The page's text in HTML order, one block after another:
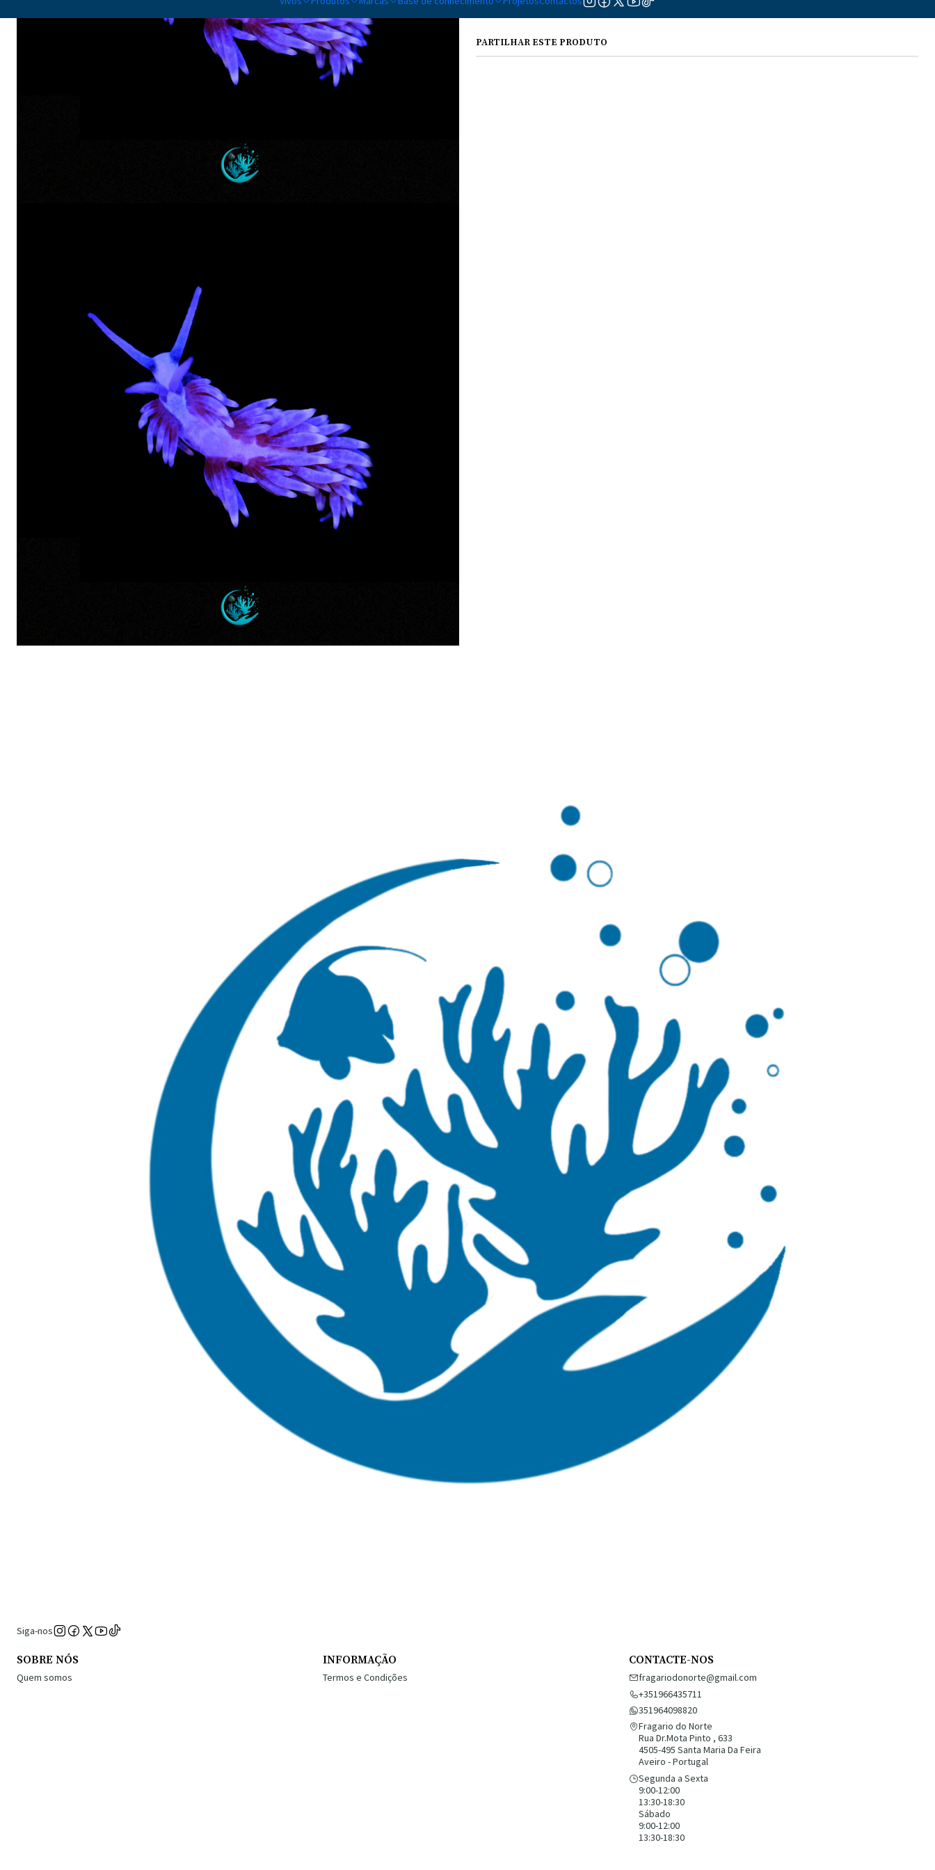
DESCRIÇÃO
PARTILHAR ESTE PRODUTO
Siga-nos
SOBRE NÓS
Quem somos
INFORMAÇÃO
Termos e Condições
CONTACTE-NOS
fragariodonorte@gmail.com
+351966435711
351964098820
Fragario do Norte
Rua Dr.Mota Pinto , 633
4505-495 Santa Maria Da Feira
Aveiro - Portugal
Segunda a Sexta
9:00-12:00
13:30-18:30
Sábado
9:00-12:00
13:30-18:30